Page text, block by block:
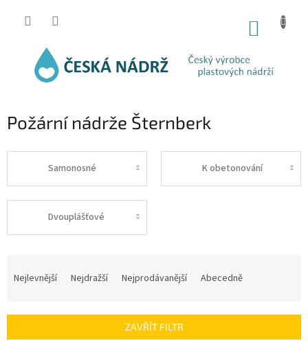
Požární nádrže Šternberk
Samonosné K obetonování
Dvouplášťové
í
Nejlevnější Nejdražší Nejprodávanější Abecedně
ZAVŘÍT FILTR